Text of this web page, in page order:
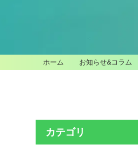
ホーム お知らせ&コラム
カテゴリ